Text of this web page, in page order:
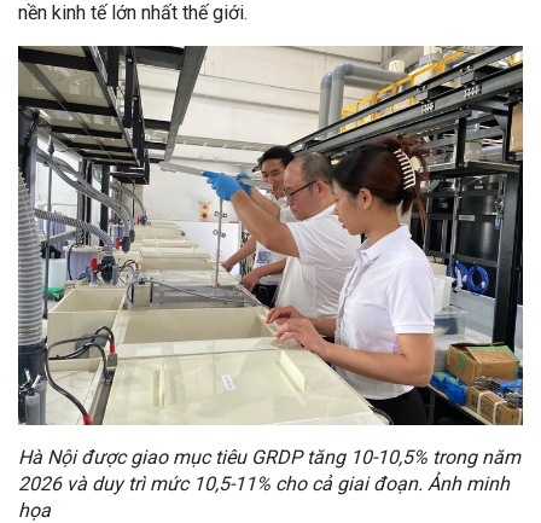
nền kinh tế lớn nhất thế giới.
Hà Nội được giao mục tiêu GRDP tăng 10-10,5% trong năm
2026 và duy trì mức 10,5-11% cho cả giai đoạn. Ảnh minh
họa